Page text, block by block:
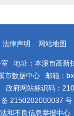
法律声明 网站地图
地址：本溪市高新
市数据中心 邮箱：
府网站标识码：
备 2150202000037 号
和不良信息举报中心